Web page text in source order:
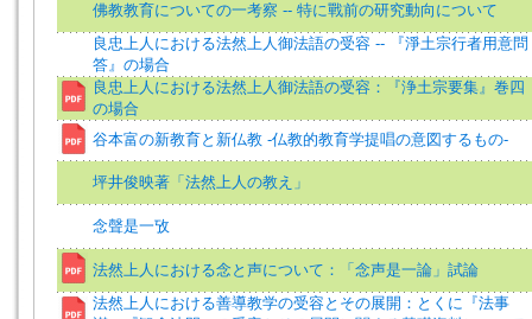
佛教教育についての一考察 -- 特に戰前の研究動向について
良忠上人における法然上人御法語の受容 -- 『淨土宗行者用意問
答』の場合
良忠上人における法然上人御法語の受容：『浄土宗要集』巻四
の場合
谷本富の新教育と新仏教 -仏教的教育学提唱の意図するもの-
坪井俊映著「法然上人の教え」
念聲是一攷
法然上人における念と声について：「念声是一論」試論
法然上人における善導教学の受容とその展開：とくに『法事